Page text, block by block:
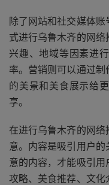
除了网站和社交媒体
式进行乌鲁木齐的网
兴趣、地域等因素进
率。营销则可以通过
的美景和美食展示给
享。
在进行乌鲁木齐的网络
意。内容是吸引用户的
意的内容，才能吸引
攻略、美食推荐、文